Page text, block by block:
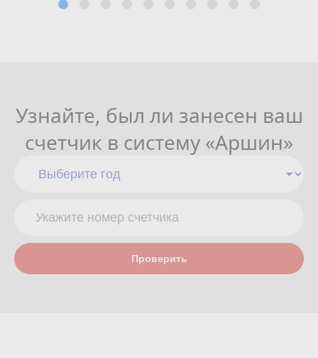
Узнайте, был ли занесен ваш
счетчик в систему «Аршин»
Проверить